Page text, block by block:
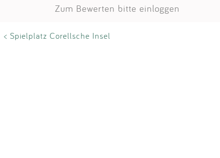
Zum Bewerten bitte einloggen
< Spielplatz Corellsche Insel